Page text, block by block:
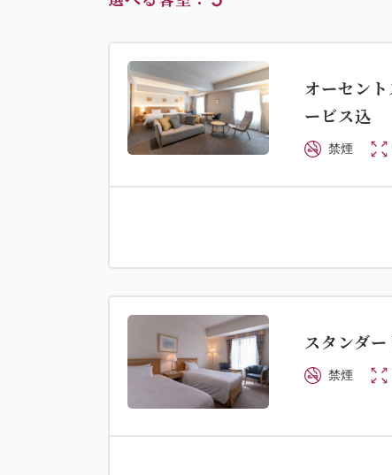
オーセン
ービス込
禁煙
スタンダ
禁煙